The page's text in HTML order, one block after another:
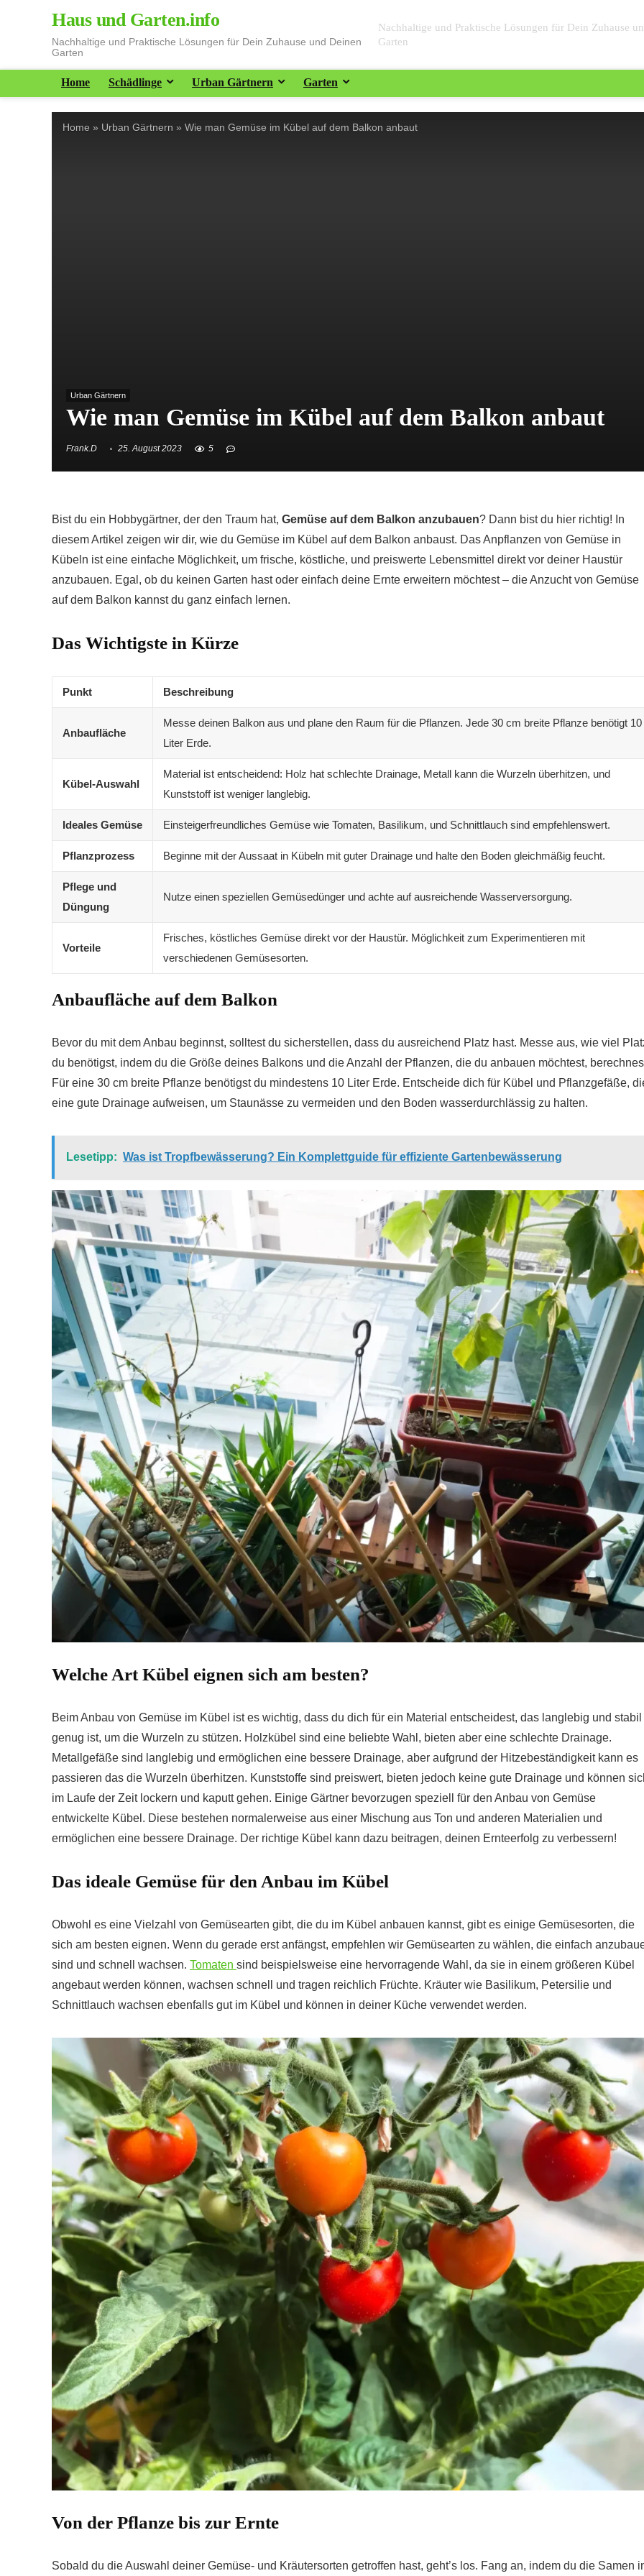
Haus und Garten.info
Nachhaltige und Praktische Lösungen für Dein Zuhause und Deinen
Garten
Nachhaltige und Praktische Lösungen für Dein Zuhause
Garten
Home Schädlinge Urban Gärtnern Garten
Home » Urban Gärtnern » Wie man Gemüse im Kübel auf dem Balkon anbaut
Urban Gärtnern
Wie man Gemüse im Kübel auf dem Balkon anbaut
Frank.D 25. August 2023 5
Bist du ein Hobbygärtner, der den Traum hat, Gemüse auf dem Balkon anzubauen? Dann bist du hier richtig! In
diesem Artikel zeigen wir dir, wie du Gemüse im Kübel auf dem Balkon anbaust. Das Anpflanzen von Gemüse in
Kübeln ist eine einfache Möglichkeit, um frische, köstliche, und preiswerte Lebensmittel direkt vor deiner Haustür
anzubauen. Egal, ob du keinen Garten hast oder einfach deine Ernte erweitern möchtest – die Anzucht von Gemüse
auf dem Balkon kannst du ganz einfach lernen.
Das Wichtigste in Kürze
Punkt Beschreibung
Anbaufläche
Messe deinen Balkon aus und plane den Raum für die Pflanzen. Jede 30 cm breite Pflanze benötigt 10
Liter Erde.
Kübel-Auswahl
Material ist entscheidend: Holz hat schlechte Drainage, Metall kann die Wurzeln überhitzen, und
Kunststoff ist weniger langlebig.
Ideales Gemüse Einsteigerfreundliches Gemüse wie Tomaten, Basilikum, und Schnittlauch sind empfehlenswert.
Pflanzprozess Beginne mit der Aussaat in Kübeln mit guter Drainage und halte den Boden gleichmäßig feucht.
Pflege und
Düngung
Nutze einen speziellen Gemüsedünger und achte auf ausreichende Wasserversorgung.
Vorteile
Frisches, köstliches Gemüse direkt vor der Haustür. Möglichkeit zum Experimentieren mit
verschiedenen Gemüsesorten.
Anbaufläche auf dem Balkon
Bevor du mit dem Anbau beginnst, solltest du sicherstellen, dass du ausreichend Platz hast. Messe aus, wie viel
du benötigst, indem du die Größe deines Balkons und die Anzahl der Pflanzen, die du anbauen möchtest,
Für eine 30 cm breite Pflanze benötigst du mindestens 10 Liter Erde. Entscheide dich für Kübel und Pflanzgefäße,
eine gute Drainage aufweisen, um Staunässe zu vermeiden und den Boden wasserdurchlässig zu halten.
Lesetipp: Was ist Tropfbewässerung? Ein Komplettguide für effiziente Gartenbewässerung
Welche Art Kübel eignen sich am besten?
Beim Anbau von Gemüse im Kübel ist es wichtig, dass du dich für ein Material entscheidest, das langlebig und stabil
genug ist, um die Wurzeln zu stützen. Holzkübel sind eine beliebte Wahl, bieten aber eine schlechte Drainage.
Metallgefäße sind langlebig und ermöglichen eine bessere Drainage, aber aufgrund der Hitzebeständigkeit kann es
passieren das die Wurzeln überhitzen. Kunststoffe sind preiswert, bieten jedoch keine gute Drainage und können
im Laufe der Zeit lockern und kaputt gehen. Einige Gärtner bevorzugen speziell für den Anbau von Gemüse
entwickelte Kübel. Diese bestehen normalerweise aus einer Mischung aus Ton und anderen Materialien und
ermöglichen eine bessere Drainage. Der richtige Kübel kann dazu beitragen, deinen Ernteerfolg zu verbessern!
Das ideale Gemüse für den Anbau im Kübel
Obwohl es eine Vielzahl von Gemüsearten gibt, die du im Kübel anbauen kannst, gibt es einige Gemüsesorten, die
sich am besten eignen. Wenn du gerade erst anfängst, empfehlen wir Gemüsearten zu wählen, die einfach
sind und schnell wachsen. Tomaten sind beispielsweise eine hervorragende Wahl, da sie in einem größeren Kübel
angebaut werden können, wachsen schnell und tragen reichlich Früchte. Kräuter wie Basilikum, Petersilie und
Schnittlauch wachsen ebenfalls gut im Kübel und können in deiner Küche verwendet werden.
Von der Pflanze bis zur Ernte
Sobald du die Auswahl deiner Gemüse- und Kräutersorten getroffen hast, geht’s los. Fang an, indem du die Samen